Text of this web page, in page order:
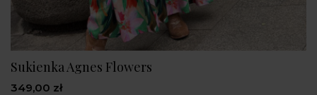
Sukienka Agnes Flowers
349,00 zł